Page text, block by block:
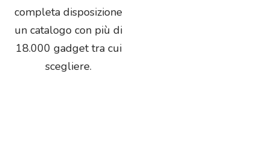
completa disposizione
un catalogo con più di
18.000 gadget tra cui
scegliere.